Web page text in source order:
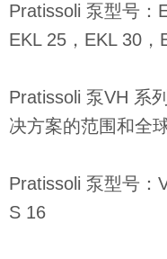
Pratissoli 泵型号：
EKL 25，EKL 30，
Pratissoli 泵VH 系
决方案的范围和全
Pratissoli 泵型号：
S 16